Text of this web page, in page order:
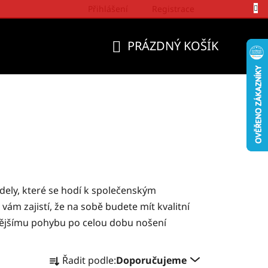
PRÁZDNÝ KOŠÍK
které se hodí k společenským
zajistí, že na sobě budete mít kvalitní
pohybu po celou dobu nošení
Řadit podle:Doporučujeme